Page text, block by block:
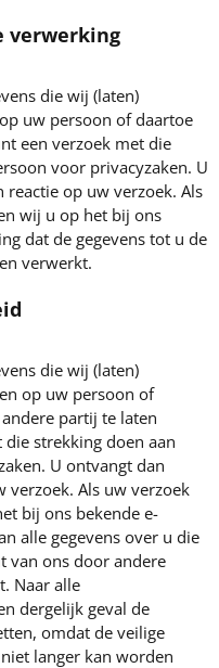
verwerking
die wij (laten)
uw persoon of daartoe
een verzoek met die
voor privacyzaken. U
op uw verzoek. Als
wij u op het bij ons
dat de gegevens tot u de
verwerkt.
die wij (laten)
op uw persoon of
partij te laten
strekking doen aan
U ontvangt dan
verzoek. Als uw verzoek
bij ons bekende e-
alle gegevens over u die
van ons door andere
Naar alle
dergelijk geval de
omdat de veilige
langer kan worden